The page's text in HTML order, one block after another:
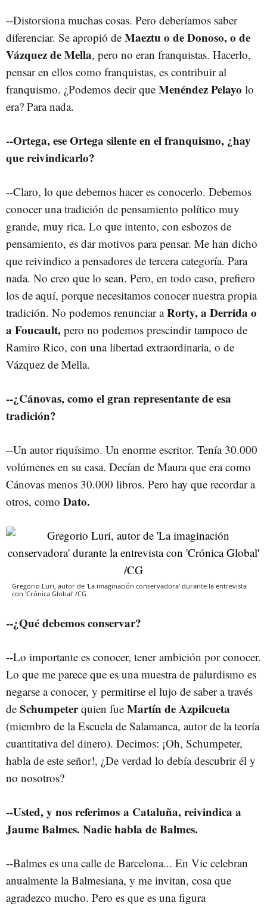
--Distorsiona muchas cosas. Pero deberíamos saber
diferenciar. Se apropió de Maeztu o de Donoso, o de
Vázquez de Mella, pero no eran franquistas. Hacerlo,
pensar en ellos como franquistas, es contribuir al
franquismo. ¿Podemos decir que Menéndez Pelayo lo
era? Para nada.
--Ortega, ese Ortega silente en el franquismo, ¿hay
que reivindicarlo?
--Claro, lo que debemos hacer es conocerlo. Debemos
conocer una tradición de pensamiento político muy
grande, muy rica. Lo que intento, con esbozos de
pensamiento, es dar motivos para pensar. Me han dicho
que reivindico a pensadores de tercera categoría. Para
nada. No creo que lo sean. Pero, en todo caso, prefiero
los de aquí, porque necesitamos conocer nuestra propia
tradición. No podemos renunciar aRorty, a Derrida o
a Foucault, pero no podemos prescindir tampoco de
Ramiro Rico, con una libertad extraordinaria, o de
Vázquez de Mella.
--¿Cánovas, como el gran representante de esa
tradición?
--Un autor riquísimo. Un enorme escritor. Tenía 30.000
volúmenes en su casa. Decían de Maura que era como
Cánovas menos 30.000 libros. Pero hay que recordar a
otros, como Dato.
Gregorio Luri, autor de 'La imaginación conservadora' durante la entrevista
con 'Crónica Global' /CG
--¿Qué debemos conservar?
--Lo importante es conocer, tener ambición por conocer.
Lo que me parece que es una muestra de palurdismo es
negarse a conocer, y permitirse el lujo de saber a través
de Schumpeterquien fue Martín de Azpilcueta
(miembro de la Escuela de Salamanca, autor de la teoría
cuantitativa del dinero). Decimos: ¡Oh, Schumpeter,
habla de este señor!, ¿De verdad lo debía descubrir él y
no nosotros?
--Usted, y nos referimos a Cataluña, reivindica a
Jaume Balmes. Nadie habla de Balmes.
--Balmes es una calle de Barcelona... En Vic celebran
anualmente la Balmesiana, y me invitan, cosa que
agradezco mucho. Pero es que es una figura